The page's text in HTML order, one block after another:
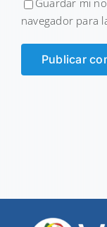
Guardar mi
navegador para